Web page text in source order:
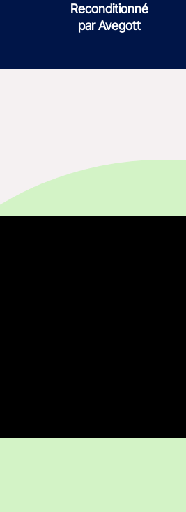
Reconditionné
par Avegott